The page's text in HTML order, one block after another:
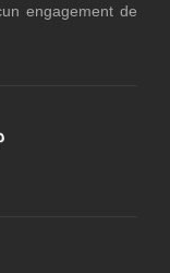
engagement de